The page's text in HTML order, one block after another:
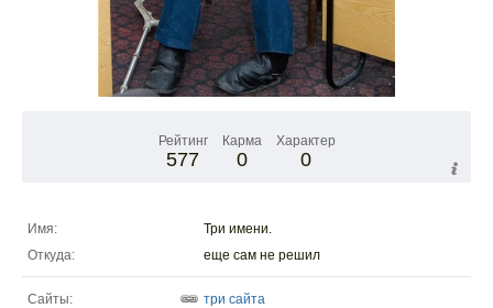
Рейтинг
577
Карма
0
Характер
0
Имя:
Три имени.
Откуда:
еще сам не решил
Сайты: три сайта